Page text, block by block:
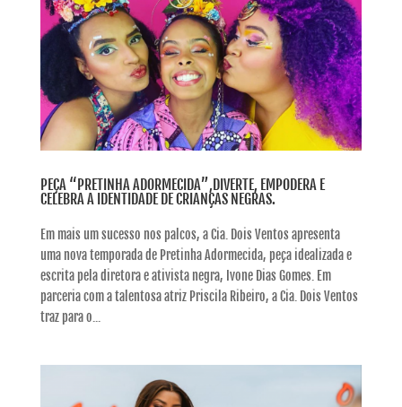
PEÇA “PRETINHA ADORMECIDA”,DIVERTE, EMPODERA E
CELEBRA A IDENTIDADE DE CRIANÇAS NEGRAS.
Em mais um sucesso nos palcos, a Cia. Dois Ventos apresenta
uma nova temporada de Pretinha Adormecida, peça idealizada e
escrita pela diretora e ativista negra, Ivone Dias Gomes. Em
parceria com a talentosa atriz Priscila Ribeiro, a Cia. Dois Ventos
traz para o...